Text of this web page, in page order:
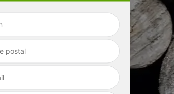
Entreprise de
jardinage 46
Jardinier taille
haie 46